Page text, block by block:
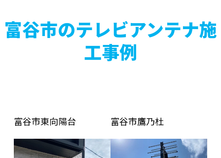
富谷市のテレビアンテナ施
工事例
富谷市東向陽台 富谷市鷹乃杜